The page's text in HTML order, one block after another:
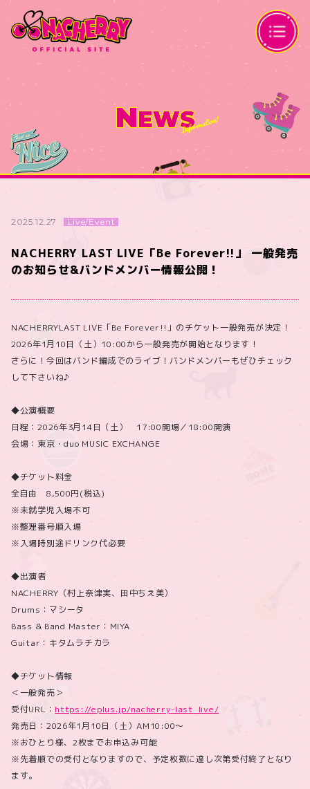
NEWS
2025.12.27 Live/Event
NACHERRY LAST LIVE「Be Forever!!」 一般発売
のお知らせ&バンドメンバー情報公開！
NACHERRYLAST LIVE「Be Forever!!」のチケット一般発売が決定！
2026年1月10日（土）10:00から一般発売が開始となります！
さらに！今回はバンド編成でのライブ！バンドメンバーもぜひチェック
して下さいね♪
◆公演概要
日程：2026年3月14日（土） 17:00開場／18:00開演
会場：東京・duo MUSIC EXCHANGE
◆チケット料金
全自由 8,500円(税込)
※未就学児入場不可
※整理番号順入場
※入場時別途ドリンク代必要
◆出演者
NACHERRY（村上奈津実、田中ちえ美）
Drums：マシータ
Bass & Band Master：MIYA
Guitar：キタムラチカラ
◆チケット情報
＜一般発売＞
受付URL： https://eplus.jp/nacherry-last_live/
発売日：2026年1月10日（土）AM10:00～
※おひとり様、2枚までお申込み可能
※先着順での受付となりますので、予定枚数に達し次第受付終了となり
ます。